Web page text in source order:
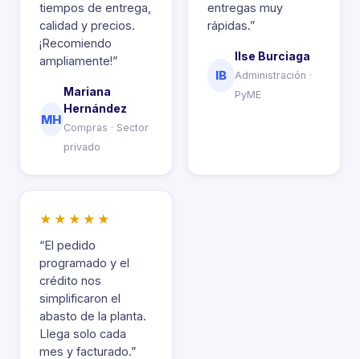
tiempos de entrega,
calidad y precios.
¡Recomiendo
ampliamente!”
MH
Mariana
Hernández
Compras · Sector
privado
entregas muy
rápidas.”
IB
Ilse Burciaga
Administración ·
PyME
★★★★★
“El pedido
programado y el
crédito nos
simplificaron el
abasto de la planta.
Llega solo cada
mes y facturado.”